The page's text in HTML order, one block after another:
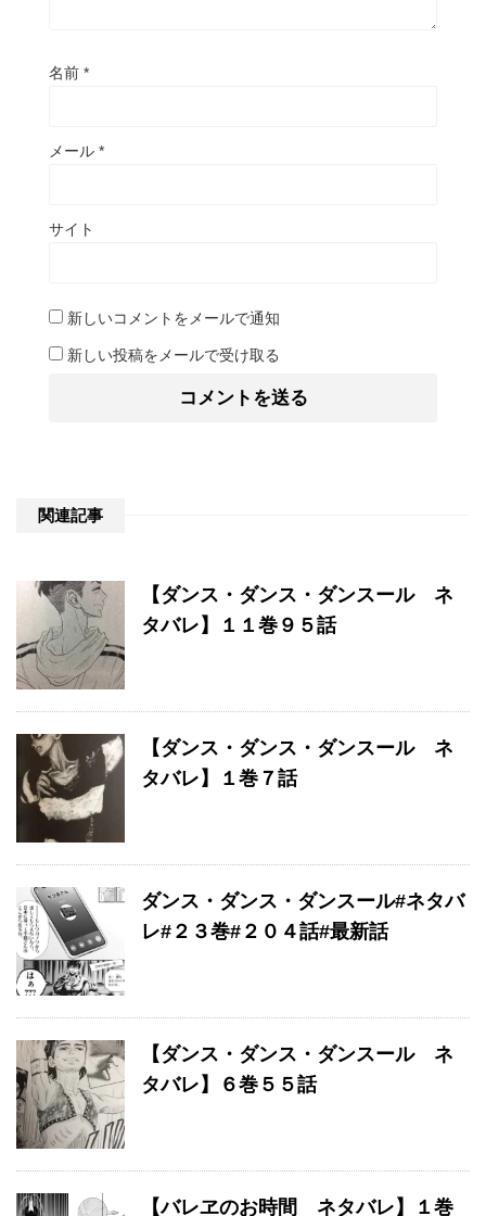
名前 *
メール *
サイト
新しいコメントをメールで通知
新しい投稿をメールで受け取る
関連記事
【ダンス・ダンス・ダンスール ネ
タバレ】１１巻９５話
【ダンス・ダンス・ダンスール ネ
タバレ】１巻７話
ダンス・ダンス・ダンスール#ネタバ
レ#２３巻#２０４話#最新話
【ダンス・ダンス・ダンスール ネ
タバレ】６巻５５話
【バレヱのお時間 ネタバレ】１巻